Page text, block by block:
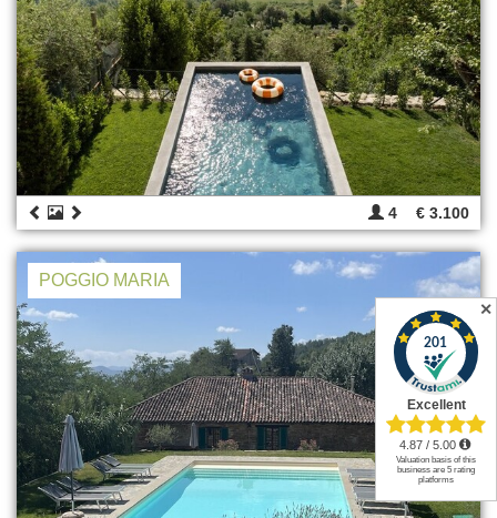
4 € 3.100
POGGIO MARIA
✕